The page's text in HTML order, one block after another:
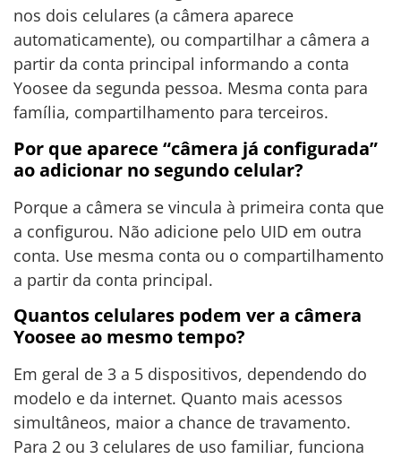
nos dois celulares (a câmera aparece
automaticamente), ou compartilhar a câmera a
partir da conta principal informando a conta
Yoosee da segunda pessoa. Mesma conta para
família, compartilhamento para terceiros.
Por que aparece “câmera já configurada”
ao adicionar no segundo celular?
Porque a câmera se vincula à primeira conta que
a configurou. Não adicione pelo UID em outra
conta. Use mesma conta ou o compartilhamento
a partir da conta principal.
Quantos celulares podem ver a câmera
Yoosee ao mesmo tempo?
Em geral de 3 a 5 dispositivos, dependendo do
modelo e da internet. Quanto mais acessos
simultâneos, maior a chance de travamento.
Para 2 ou 3 celulares de uso familiar, funciona